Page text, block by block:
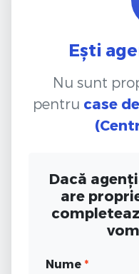
Ești
Nu sunt
pentru case
Dacă
are
Nume *